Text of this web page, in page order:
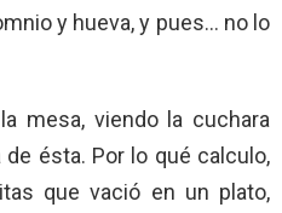
y hueva, y pues… no lo
mesa, viendo la cuchara
ésta. Por lo qué calculo,
que vació en un plato,